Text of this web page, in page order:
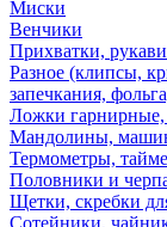
Миски
Венчики
Прихватки,
Разное (клипсы,
запечкания,
Ложки гарнирные,
Мандолины,
Термометры,
Половники и
Щетки, скребки
Сотейники,